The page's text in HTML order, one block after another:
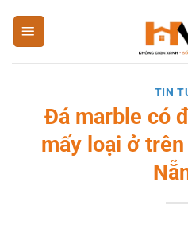
qua
nội
TIN
Đá marble có
mấy loại ở